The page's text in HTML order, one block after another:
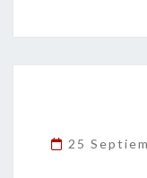
o
o
er
25